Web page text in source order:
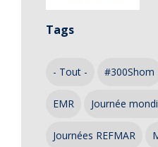
Tags
- Tout - #300Shom
EMR Journée
Journées REFMAR